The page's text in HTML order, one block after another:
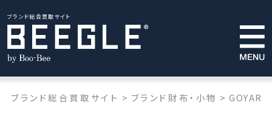
ブランド総合買取サイト
ブランド総合買取サイト > ブランド財布・小物 >GOYARD